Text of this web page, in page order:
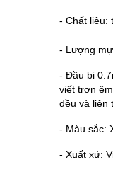
- Chất liệu:
- Lượng
- Đầu bi
viết trơn
đều và liên
- Màu sắc:
- Xuất xứ: